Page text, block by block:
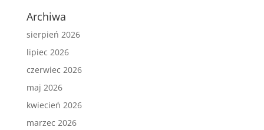
Archiwa
sierpień 2026
lipiec 2026
czerwiec 2026
maj 2026
kwiecień 2026
marzec 2026